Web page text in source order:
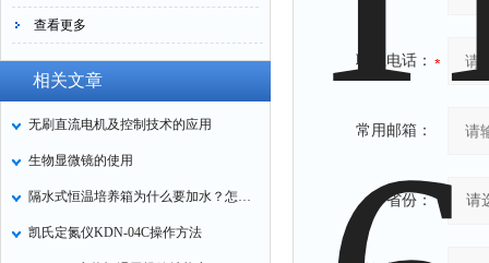
查看更多
相关文章
无刷直流电机及控制技术的应用
生物显微镜的使用
隔水式恒温培养箱为什么要加水？怎么加水？
凯氏定氮仪KDN-04C操作方法
联系电话：
常用邮箱：
省份：